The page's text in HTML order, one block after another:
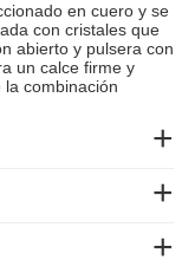
en cuero y se
con cristales que
abierto y pulsera con
un calce firme y
combinación